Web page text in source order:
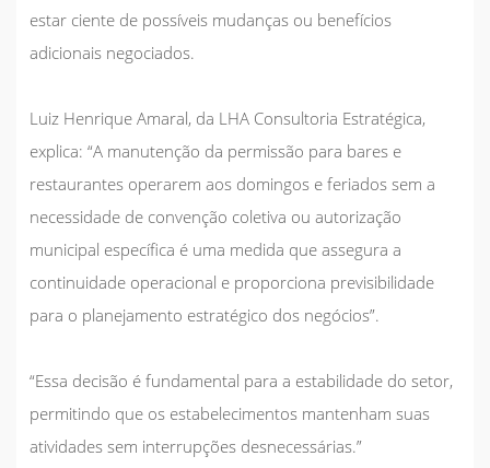
estar ciente de possíveis mudanças ou benefícios
adicionais negociados.
Luiz Henrique Amaral, da LHA Consultoria Estratégica,
explica: “A manutenção da permissão para bares e
restaurantes operarem aos domingos e feriados sem a
necessidade de convenção coletiva ou autorização
municipal específica é uma medida que assegura a
continuidade operacional e proporciona previsibilidade
para o planejamento estratégico dos negócios”.
“Essa decisão é fundamental para a estabilidade do setor,
permitindo que os estabelecimentos mantenham suas
atividades sem interrupções desnecessárias.”